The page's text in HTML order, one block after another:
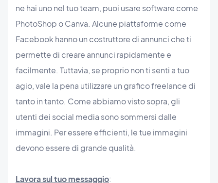
ne hai uno nel tuo team, puoi usare software come
PhotoShop o Canva. Alcune piattaforme come
Facebook hanno un costruttore di annunci che ti
permette di creare annunci rapidamente e
facilmente. Tuttavia, se proprio non ti senti a tuo
agio, vale la pena utilizzare un grafico freelance di
tanto in tanto. Come abbiamo visto sopra, gli
utenti dei social media sono sommersi dalle
immagini. Per essere efficienti, le tue immagini
devono essere di grande qualità.
Lavora sul tuo messaggio: